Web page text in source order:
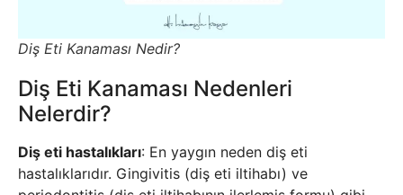
Diş Eti Kanaması Nedir?
Diş Eti Kanaması Nedenleri
Nelerdir?
Diş eti hastalıkları: En yaygın neden diş eti
hastalıklarıdır. Gingivitis (diş eti iltihabı) ve